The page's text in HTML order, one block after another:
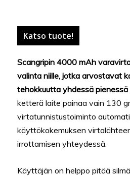
Katso tuote!
Scangripin 4000 mAh
valinta niille, jotka arvostavat
tehokkuutta yhdessä pienessä
ketterä laite painaa vain 130
virtatunnistustoiminto
käyttökokemuksen
irrottamisen yhteydessä.
Käyttäjän on helppo pitää